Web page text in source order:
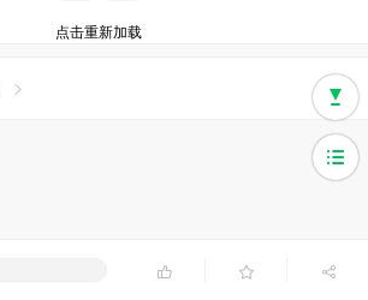
点击重新加载